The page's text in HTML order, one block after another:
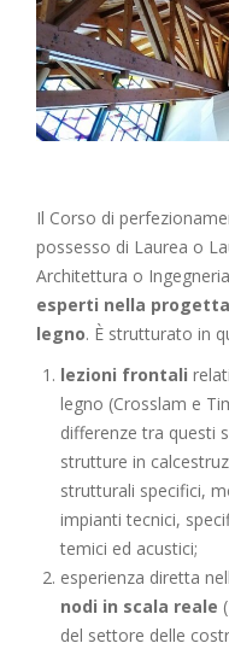
Il Corso di
possesso di Laurea o
Architettura o
esperti nella
legno. È strutturato in
lezioni frontali
legno (Crosslam e
differenze tra questi
strutture in
strutturali specifici,
impianti tecnici,
temici ed acustici;
esperienza diretta
nodi in scala reale
del settore delle